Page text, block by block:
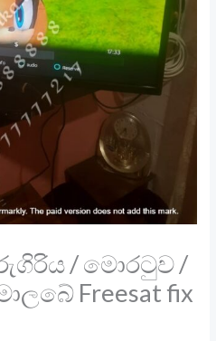
/ මොරටුව /
Freesat fix